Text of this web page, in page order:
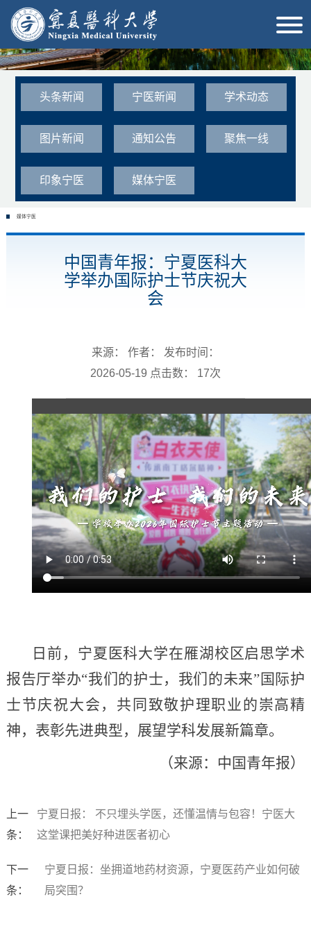
头条新闻 宁医新闻 学术动态
图片新闻 通知公告 聚焦一线
印象宁医 媒体宁医
媒体宁医
中国青年报：宁夏医科大
学举办国际护士节庆祝大
会
来源： 作者： 发布时间：
2026-05-19 点击数： 17次
日前，宁夏医科大学在雁湖校区启思学术
报告厅举办“我们的护士，我们的未来”国际护
士节庆祝大会，共同致敬护理职业的崇高精
神，表彰先进典型，展望学科发展新篇章。
（来源：中国青年报）
上一
条：
宁夏日报： 不只埋头学医，还懂温情与包容！宁医大
这堂课把美好种进医者初心
下一
条：
宁夏日报：坐拥道地药材资源，宁夏医药产业如何破
局突围？